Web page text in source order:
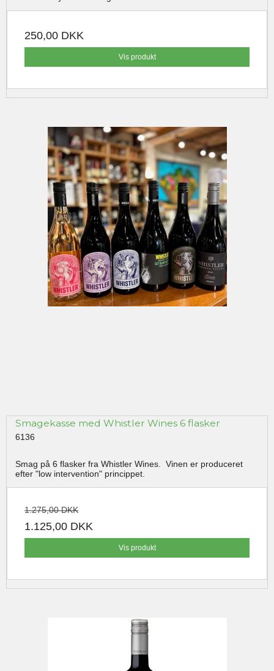
250,00 DKK
Vis produkt
Smagekasse med Whistler Wines 6 flasker
6136
Smag på 6 flasker fra Whistler Wines. Vinen er produceret
efter "low intervention" princippet.
1.275,00 DKK
1.125,00 DKK
Vis produkt